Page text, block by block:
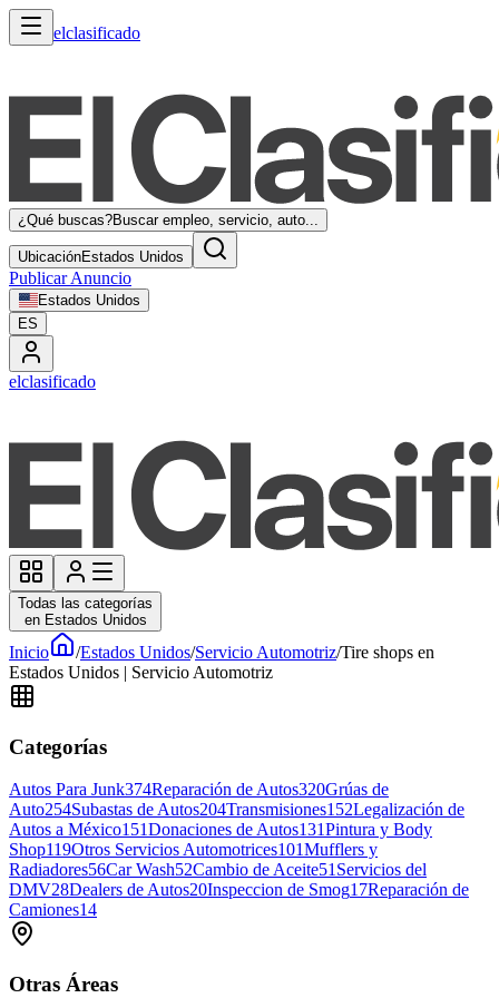
elclasificado
¿Qué buscas?Buscar empleo, servicio, auto...
UbicaciónEstados Unidos
Publicar Anuncio
Estados Unidos
ES
elclasificado
Todas las categorías
en Estados Unidos
Inicio /Estados Unidos/Servicio Automotriz/Tire shops en
Estados Unidos | Servicio Automotriz
Categorías
Autos Para Junk374Reparación de Autos320Grúas de
Auto254Subastas de Autos204Transmisiones152Legalización de
Autos a México151Donaciones de Autos131Pintura y Body
Shop119Otros Servicios Automotrices101Mufflers y
Radiadores56Car Wash52Cambio de Aceite51Servicios del
DMV28Dealers de Autos20Inspeccion de Smog17Reparación de
Camiones14
Otras Áreas